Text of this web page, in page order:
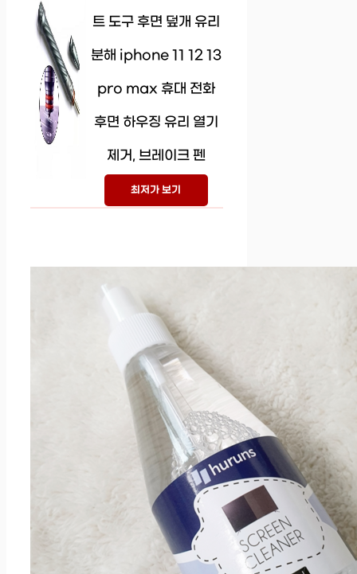
트 도구 후면 덮개 유리
분해 iphone 11 12 13
pro max 휴대 전화
후면 하우징 유리 열기
제거, 브레이크 펜
최저가 보기